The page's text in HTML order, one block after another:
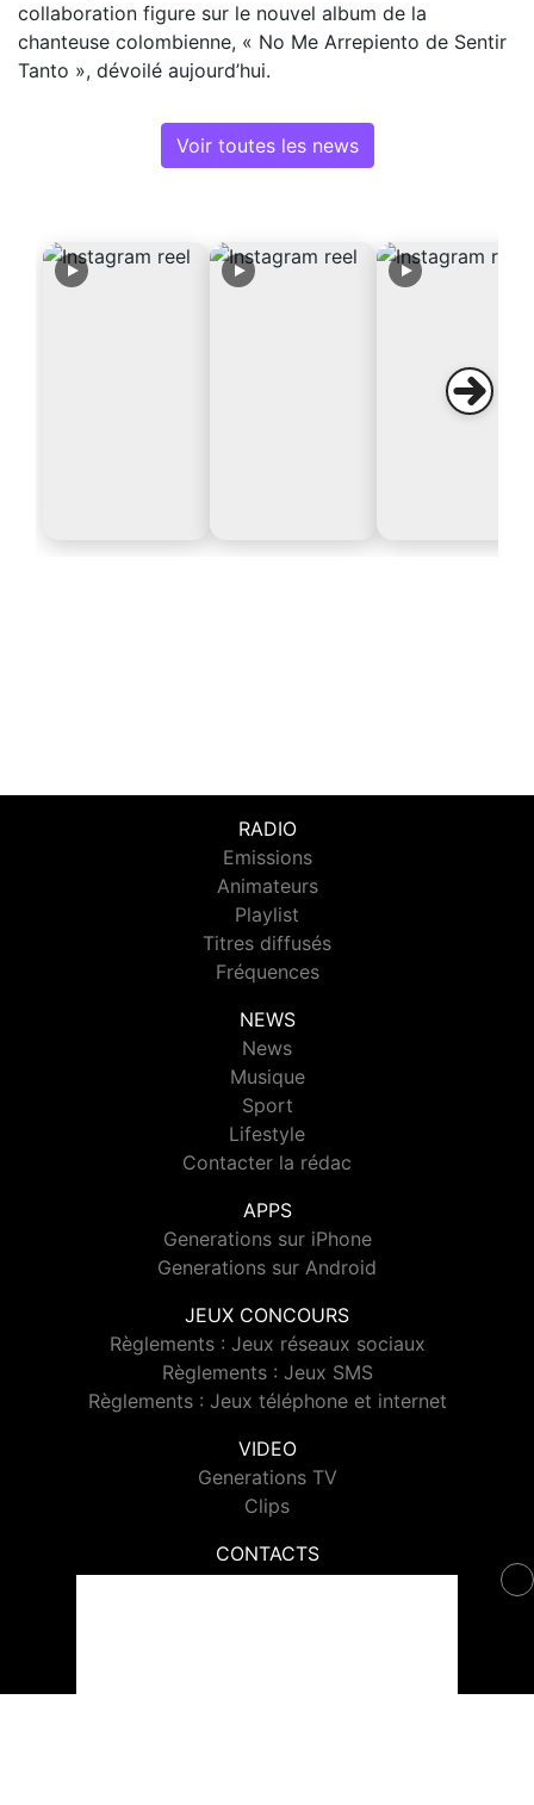
collaboration figure sur le nouvel album de la
chanteuse colombienne, « No Me Arrepiento de Sentir
Tanto », dévoilé aujourd’hui.
Voir toutes les news
RADIO
Emissions
Animateurs
Playlist
Titres diffusés
Fréquences
NEWS
News
Musique
Sport
Lifestyle
Contacter la rédac
APPS
Generations sur iPhone
Generations sur Android
JEUX CONCOURS
Règlements : Jeux réseaux sociaux
Règlements : Jeux SMS
Règlements : Jeux téléphone et internet
VIDEO
Generations TV
Clips
CONTACTS
Contacter Generations